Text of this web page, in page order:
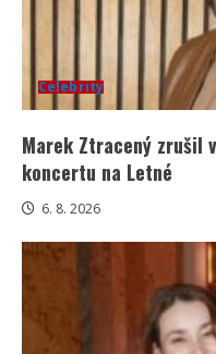
Celebrity
Marek Ztracený zrušil
koncertu na Letné
6. 8. 2026